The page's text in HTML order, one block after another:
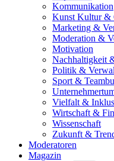
Kommunikation
Kunst Kultur &
Marketing &
Moderation &
Motivation
Nachhaltigkeit
Politik &
Sport &
Vielfalt &
Wirtschaft &
Wissenschaft
Zukunft &
Moderatoren
Magazin